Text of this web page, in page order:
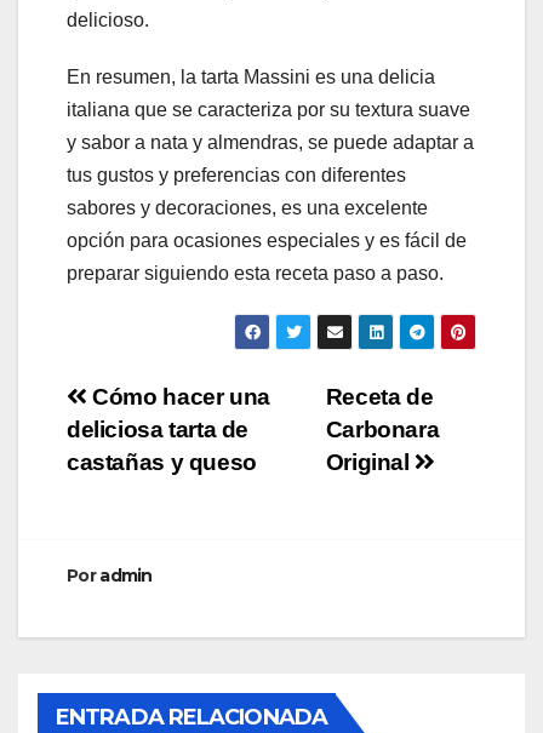
delicioso.
En resumen, la tarta Massini es una delicia
italiana que se caracteriza por su textura suave
y sabor a nata y almendras, se puede adaptar a
tus gustos y preferencias con diferentes
sabores y decoraciones, es una excelente
opción para ocasiones especiales y es fácil de
preparar siguiendo esta receta paso a paso.
Navegación
de
Receta de
Carbonara
Original
Cómo hacer una
deliciosa tarta de
castañas y queso
Poradmin
ENTRADA RELACIONADA